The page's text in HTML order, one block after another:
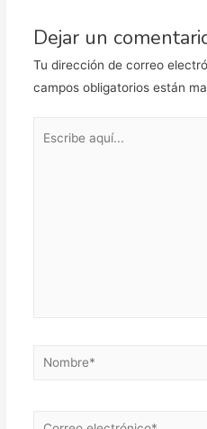
Dejar un
Tu dirección de correo
campos obligatorios están
Nombre*
Correo